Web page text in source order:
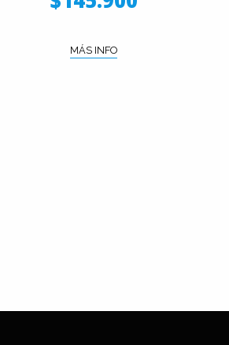
MÁS INFO